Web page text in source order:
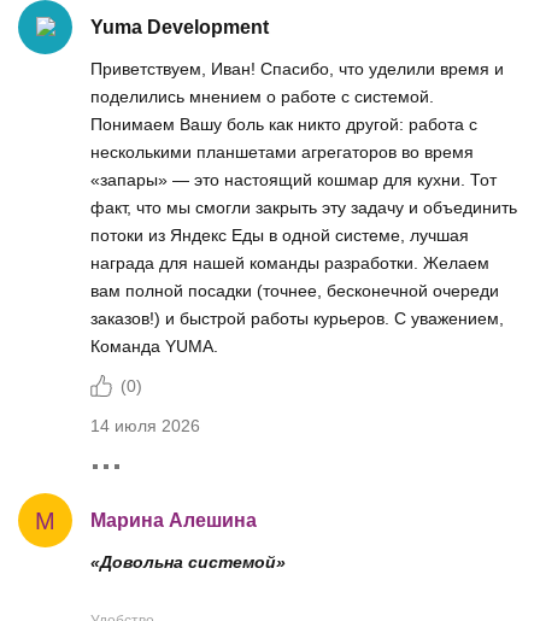
Yuma Development
Приветствуем, Иван! Спасибо, что уделили время и
поделились мнением о работе с системой.
Понимаем Вашу боль как никто другой: работа с
несколькими планшетами агрегаторов во время
«запары» — это настоящий кошмар для кухни. Тот
факт, что мы смогли закрыть эту задачу и объединить
потоки из Яндекс Еды в одной системе, лучшая
награда для нашей команды разработки. Желаем
вам полной посадки (точнее, бесконечной очереди
заказов!) и быстрой работы курьеров. С уважением,
Команда YUMA.
(0)
14 июля 2026
М Марина Алешина
«Довольна системой»